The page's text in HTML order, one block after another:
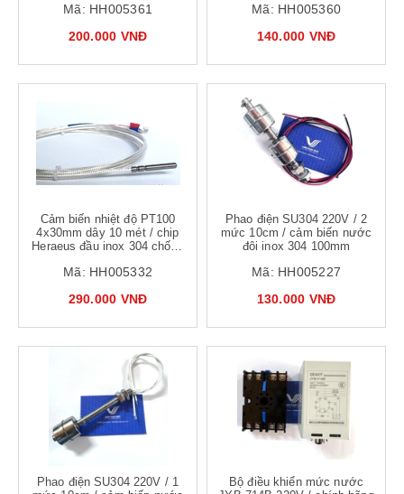
thực phẩm - A4H16
Mã: HH005361
200.000 VNĐ
thực phẩm - A6H9
Mã: HH005360
140.000 VNĐ
Cảm biến nhiệt độ PT100
4x30mm dây 10 mét / chip
Heraeus đầu inox 304 chống
Mã: HH005332
290.000 VNĐ
Phao điện SU304 220V / 2
mức 10cm / cảm biến nước
đôi inox 304 100mm
Mã: HH005227
130.000 VNĐ
Phao điện SU304 220V / 1
Bộ điều khiển mức nước